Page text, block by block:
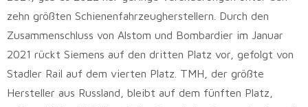
zehn größten Schienenfahrzeugherstellern. Durch den
Zusammenschluss von Alstom und Bombardier im Januar
2021 rückt Siemens auf den dritten Platz vor, gefolgt von
Stadler Rail auf dem vierten Platz. TMH, der größte
Hersteller aus Russland, bleibt auf dem fünften Platz,